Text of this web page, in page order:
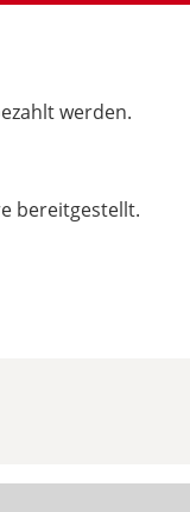
werden.
bereitgestellt.